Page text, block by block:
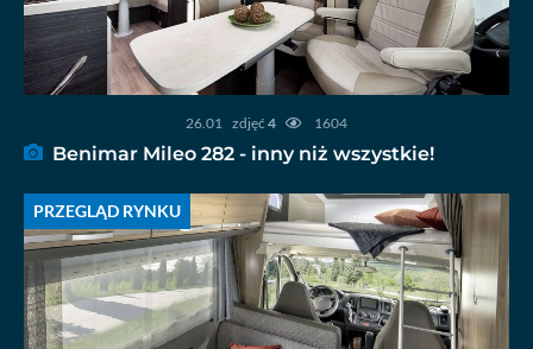
26.01 zdjęć 4 1604
Benimar Mileo 282 - inny niż wszystkie!
PRZEGLĄD RYNKU